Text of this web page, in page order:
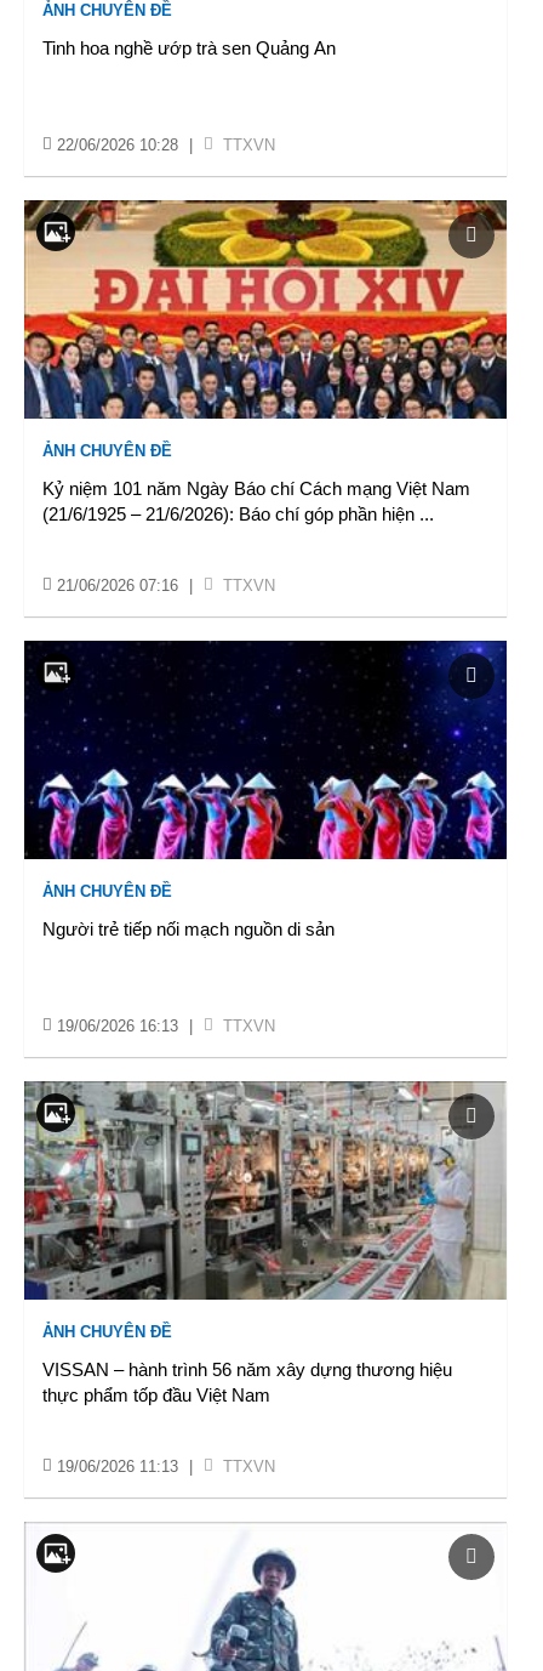
ẢNH CHUYÊN ĐỀ
Tinh hoa nghề ướp trà sen Quảng An
22/06/2026 10:28 TTXVN
ẢNH CHUYÊN ĐỀ
Kỷ niệm 101 năm Ngày Báo chí Cách mạng Việt Nam
(21/6/1925 – 21/6/2026): Báo chí góp phần hiện ...
21/06/2026 07:16 TTXVN
ẢNH CHUYÊN ĐỀ
Người trẻ tiếp nối mạch nguồn di sản
19/06/2026 16:13 TTXVN
ẢNH CHUYÊN ĐỀ
VISSAN – hành trình 56 năm xây dựng thương hiệu
thực phẩm tốp đầu Việt Nam
19/06/2026 11:13 TTXVN